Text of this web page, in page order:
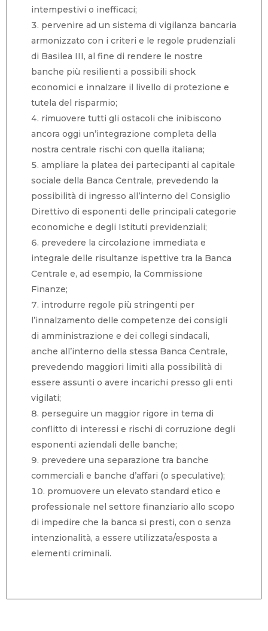
intempestivi o inefficaci;
pervenire ad un sistema di vigilanza bancaria
armonizzato con i criteri e le regole prudenziali
di Basilea III, al fine di rendere le nostre
banche più resilienti a possibili shock
economici e innalzare il livello di protezione e
tutela del risparmio;
rimuovere tutti gli ostacoli che inibiscono
ancora oggi un’integrazione completa della
nostra centrale rischi con quella italiana;
ampliare la platea dei partecipanti al capitale
sociale della Banca Centrale, prevedendo la
possibilità di ingresso all’interno del Consiglio
Direttivo di esponenti delle principali categorie
economiche e degli Istituti previdenziali;
prevedere la circolazione immediata e
integrale delle risultanze ispettive tra la Banca
Centrale e, ad esempio, la Commissione
Finanze;
introdurre regole più stringenti per
l’innalzamento delle competenze dei consigli
di amministrazione e dei collegi sindacali,
anche all’interno della stessa Banca Centrale,
prevedendo maggiori limiti alla possibilità di
essere assunti o avere incarichi presso gli enti
vigilati;
perseguire un maggior rigore in tema di
conflitto di interessi e rischi di corruzione degli
esponenti aziendali delle banche;
prevedere una separazione tra banche
commerciali e banche d’affari (o speculative);
promuovere un elevato standard etico e
professionale nel settore finanziario allo scopo
di impedire che la banca si presti, con o senza
intenzionalità, a essere utilizzata/esposta a
elementi criminali.